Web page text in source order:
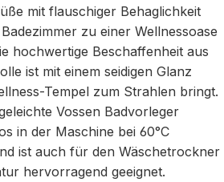
mit flauschiger Behaglichkeit
zu einer Wellnessoase
hochwertige Beschaffenheit aus
ist mit einem seidigen Glanz
Tempel zum Strahlen bringt.
Vossen Badvorleger
in der Maschine bei 60°C
ist auch für den Wäschetrockner
hervorragend geeignet.